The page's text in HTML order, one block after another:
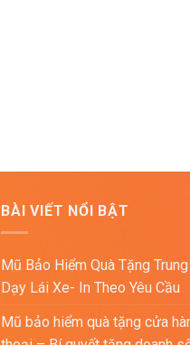
BÀI VIẾT NỔI BẬT
Mũ Bảo Hiểm Quà Tặng
Dạy Lái Xe- In Theo Yêu Cầu
Mũ bảo hiểm quà tặng cửa